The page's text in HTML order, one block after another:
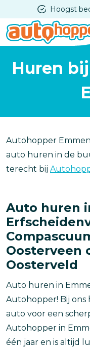
Overslaan
en
naar
inhoud
Hoogst
Huren
Autohopper
auto huren in de
terecht bij
Auto huren
Oosterveen
Oosterveld
Auto huren in
Autohopper! Bij
auto voor een
Autohopper in
één jaar en is altijd